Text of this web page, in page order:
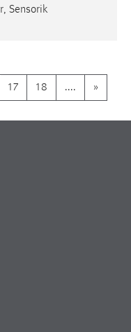
Sensorik
17 18 .... »